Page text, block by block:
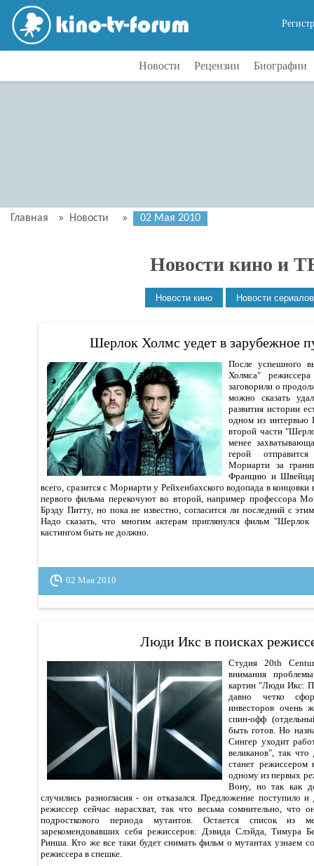
Новости Рецензии Биографии
Главная » Новости » 02 Мая 2010
Новости кино и
Шерлок Холмс уедет в зарубежное
После успешного
Холмса"
заговорили о
можно сказать
развития истории
одном из интервью
второй части
менее
герой
Мориарти за
Францию и
всего, сразится с Мориарти у Рейхенбахского водопада в
первого фильма перекочуют во второй, например профессора
Брэду Питту, но пока не известно, согласится ли последний с
Надо сказать, что многим актерам приглянулся фильм
кастингом быть не должно.
02 Мая 2010
Люди Икс в поисках
Студия 20th
внимания
картин "Люди Икс:
давно четко
инвесторов очень
спин-офф
быть готов. Но
Сингер уходит
великанов", так
станет режиссером
одному из первых
Вону, но так как
случились разногласия - он отказался. Предложение поступило
режиссер сейчас нарасхват, так что весьма сомнительно, что
подросткового периода мутантов. Остается список из
зарекомендовавших себя режиссеров: Дэвида Слэйда, Тимура
Ринша. Кто же все таки будет снимать фильм о мутантах узнаем
режиссера в спешке.